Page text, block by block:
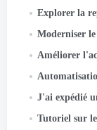
Explorer la représentation
Moderniser le
Améliorer l'accessibilité
Automatisation de la création de
J'ai expédié une mise
Tutoriel sur